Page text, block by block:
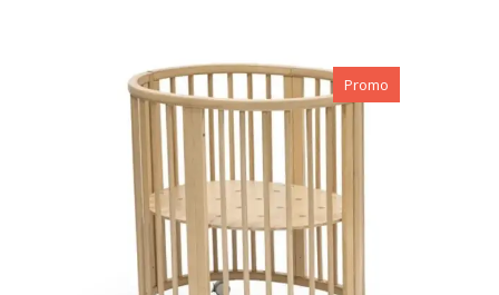
Promo